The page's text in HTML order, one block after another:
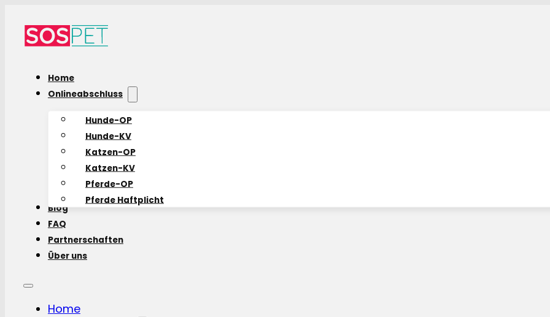
Home
Onlineabschluss
Hunde-OP
Hunde-KV
Katzen-OP
Katzen-KV
Pferde-OP
Pferde Haftplicht
Blog
FAQ
Partnerschaften
Über uns
Home